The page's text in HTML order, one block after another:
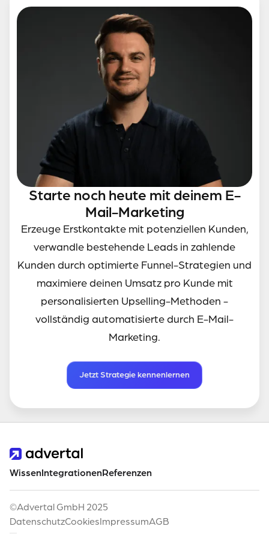
Starte noch heute mit deinem E-
Mail-Marketing
Erzeuge Erstkontakte mit potenziellen Kunden,
verwandle bestehende Leads in zahlende
Kunden durch optimierte Funnel-Strategien und
maximiere deinen Umsatz pro Kunde mit
personalisierten Upselling-Methoden -
vollständig automatisierte durch E-Mail-
Marketing.
Jetzt Strategie kennenlernen
WissenIntegrationenReferenzen
©Advertal GmbH 2025
DatenschutzCookiesImpressumAGB